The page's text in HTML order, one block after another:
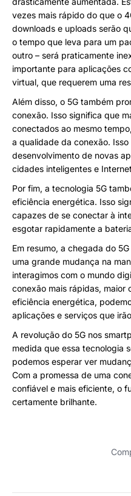
vezes mais rápido do que o
downloads e uploads serão
o tempo que leva para um
outro – será praticamente
importante para aplicações
virtual, que requerem uma
Além disso, o 5G também
conexão. Isso significa que
conectados ao mesmo
a qualidade da conexão.
desenvolvimento de novas
cidades inteligentes e
Por fim, a tecnologia 5G
eficiência energética. Isso
capazes de se conectar à
esgotar rapidamente a
Em resumo, a chegada do
uma grande mudança na
interagimos com o mundo
conexão mais rápidas, maior
eficiência energética,
aplicações e serviços que
A revolução do 5G nos
medida que essa tecnologia
podemos esperar ver
Com a promessa de uma
confiável e mais eficiente, o
certamente brilhante.